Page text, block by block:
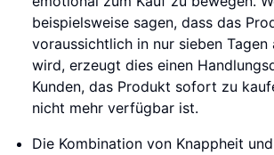
beispielsweise sagen, dass das
voraussichtlich in nur sieben
wird, erzeugt dies einen
Kunden, das Produkt sofort zu
nicht mehr verfügbar ist.
Die Kombination von Knappheit